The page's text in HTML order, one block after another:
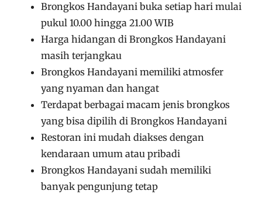
Brongkos Handayani buka setiap hari mulai
pukul 10.00 hingga 21.00 WIB
Harga hidangan di Brongkos Handayani
masih terjangkau
Brongkos Handayani memiliki atmosfer
yang nyaman dan hangat
Terdapat berbagai macam jenis brongkos
yang bisa dipilih di Brongkos Handayani
Restoran ini mudah diakses dengan
kendaraan umum atau pribadi
Brongkos Handayani sudah memiliki
banyak pengunjung tetap